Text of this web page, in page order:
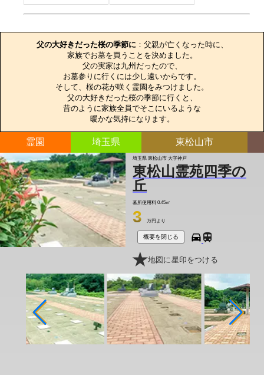
父の大好きだった桜の季節に：父親が亡くなった時に、
家族でお墓を買うことを決めました。
父の実家は九州だったので、
お墓参りに行くには少し遠いからです。
そして、桜の花が咲く霊園をみつけました。
父の大好きだった桜の季節に行くと、
昔のように家族全員でそこにいるような
暖かな気持になります。
霊園 埼玉県 東松山市
埼玉県 東松山市 大字神戸
東松山霊苑四季の
丘
墓所使用料 0.45㎡
3 万円より
概要を閉じる
地図に星印をつける